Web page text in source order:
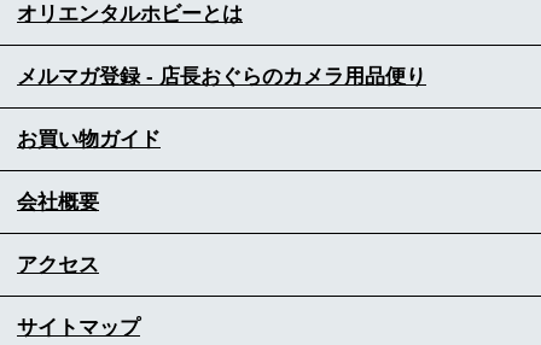
オリエンタルホビーとは
メルマガ登録 - 店長おぐらのカメラ用品便り
お買い物ガイド
会社概要
アクセス
サイトマップ